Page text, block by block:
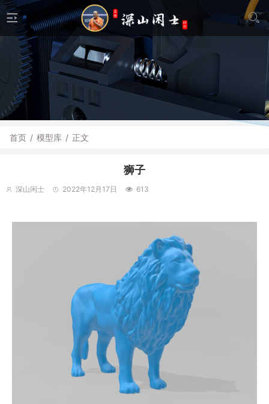
首页 / 模型库 / 正文
狮子
深山闲士 2022年12月17日 613